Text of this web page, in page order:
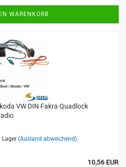
WARENKORB
VW DIN Fakra Quadlock
Lager (Ausland abweichend)
10,56 EUR